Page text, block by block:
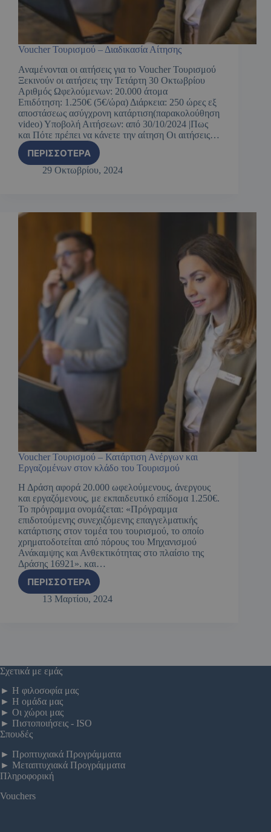
Voucher Τουρισμού – Διαδικασία Αίτησης
Αναμένονται οι αιτήσεις για το Voucher Τουρισμού
Ξεκινούν οι αιτήσεις την Τετάρτη 30 Οκτωβρίου
Αριθμός Ωφελούμενων: 20.000 άτομα
Επιδότηση: 1.250€ (5€/ώρα) Διάρκεια: 250 ώρες εξ
αποστάσεως ασύγχρονη κατάρτιση(παρακολούθηση
video) Υποβολή Αιτήσεων: από 30/10/2024 |Πως
και Πότε πρέπει να κάνετε την αίτηση Οι αιτήσεις…
ΠΕΡΙΣΣΌΤΕΡΑ
29 Οκτωβρίου, 2024
Voucher Τουρισμού – Κατάρτιση Ανέργων και
Εργαζομένων στον κλάδο του Τουρισμού
Η Δράση αφορά 20.000 ωφελούμενους, άνεργους
και εργαζόμενους, με εκπαιδευτικό επίδομα 1.250€.
Το πρόγραμμα ονομάζεται: «Πρόγραμμα
επιδοτούμενης συνεχιζόμενης επαγγελματικής
κατάρτισης στον τομέα του τουρισμού, το οποίο
χρηματοδοτείται από πόρους του Μηχανισμού
Ανάκαμψης και Ανθεκτικότητας στο πλαίσιο της
Δράσης 16921». και…
ΠΕΡΙΣΣΌΤΕΡΑ
13 Μαρτίου, 2024
Σχετικά με εμάς
► Η φιλοσοφία μας
► Η ομάδα μας
► Οι χώροι μας
► Πιστοποιήσεις - ISO
Σπουδές
► Προπτυχιακά Προγράμματα
► Μεταπτυχιακά Προγράμματα
Πληροφορική
Vouchers